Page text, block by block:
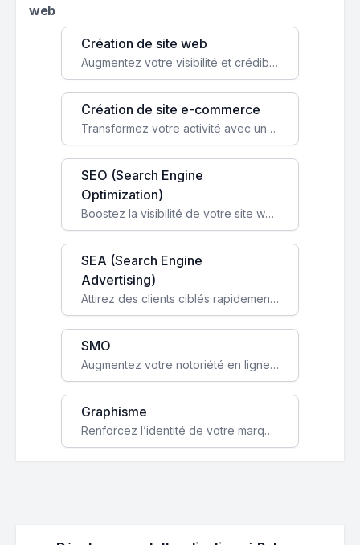
web
Création de site web
Augmentez votre visibilité et crédibilité en ligne avec un site web performant, conçu pour attirer plus de clients.
Création de site e-commerce
Transformez votre activité avec une boutique en ligne, accessible à l'échelle mondiale 24/7.
SEO (Search Engine
Optimization)
Boostez la visibilité de votre site web sur Google et attirez du trafic qualifié grâce à nos stratégies SEO.
SEA (Search Engine
Advertising)
Attirez des clients ciblés rapidement avec des campagnes publicitaires payantes optimisées pour vos objectifs.
SMO
Augmentez votre notoriété en ligne et stimulez la croissance de votre entreprise grâce à une stratégie sociale sur mesure.
Graphisme
Renforcez l’identité de votre marque avec un design unique qui capte l’attention et engage vos clients.